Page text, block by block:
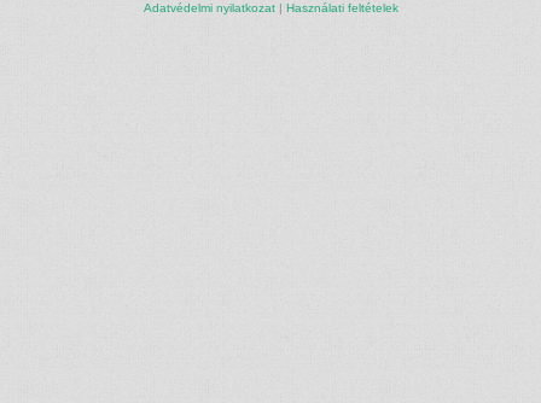
Adatvédelmi nyilatkozat| Használati feltételek